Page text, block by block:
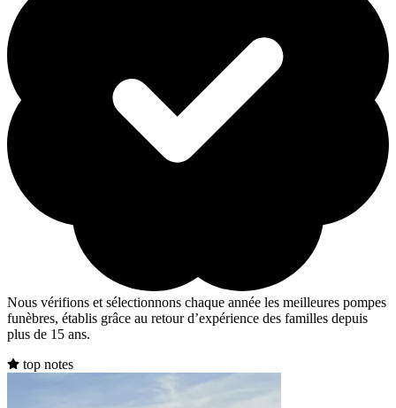
Nous vérifions et sélectionnons chaque année les meilleures pompes
funèbres, établis grâce au retour d’expérience des familles depuis
plus de 15 ans.
top notes